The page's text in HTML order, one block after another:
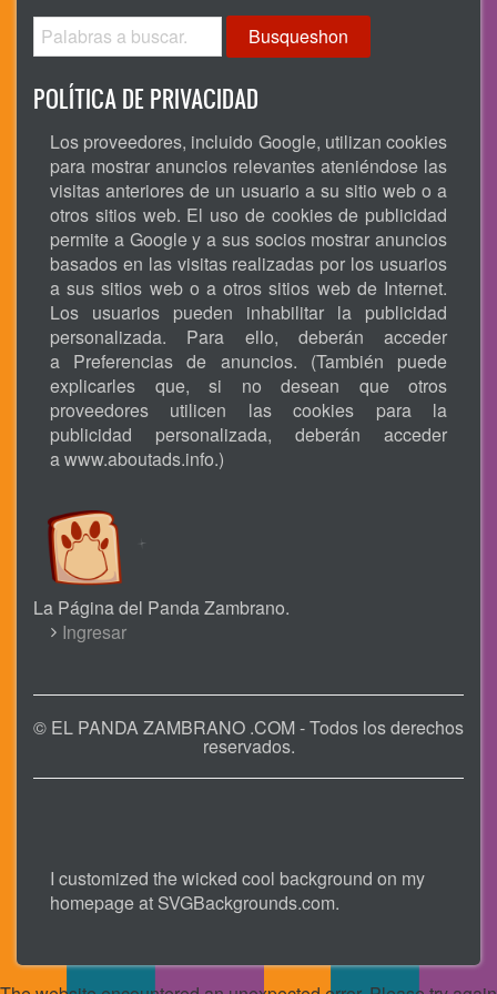
Busqueshon
POLÍTICA DE PRIVACIDAD
Los proveedores, incluido Google, utilizan cookies
para mostrar anuncios relevantes ateniéndose las
visitas anteriores de un usuario a su sitio web o a
otros sitios web. El uso de cookies de publicidad
permite a Google y a sus socios mostrar anuncios
basados en las visitas realizadas por los usuarios
a sus sitios web o a otros sitios web de Internet.
Los usuarios pueden inhabilitar la publicidad
personalizada. Para ello, deberán acceder
a Preferencias de anuncios. (También puede
explicarles que, si no desean que otros
proveedores utilicen las cookies para la
publicidad personalizada, deberán acceder
a www.aboutads.info.)
La Página del Panda Zambrano.
USER
MENU
Ingresar
© EL PANDA ZAMBRANO .COM - Todos los derechos
reservados.
I customized the wicked cool background on my
homepage at SVGBackgrounds.com.